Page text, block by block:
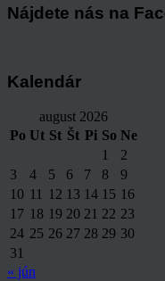
Nájdete nás na
Kalendár
august 2026
Po Ut St Št Pi So Ne
1
2
3
4 5 6 7 8
9
10 11 12 13 14 15 16
17 18 19 20 21 22 23
24 25 26 27 28 29 30
31
« jún